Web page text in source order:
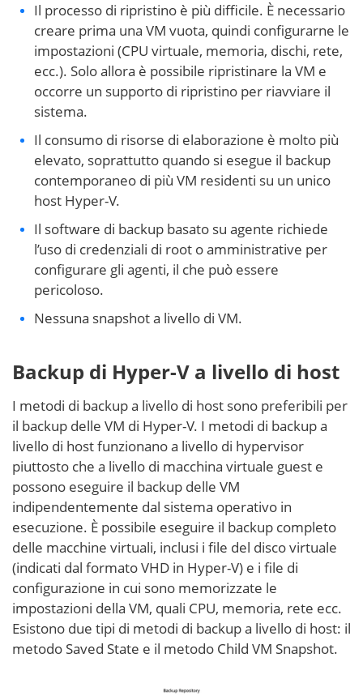
Il processo di ripristino è più difficile. È necessario
creare prima una VM vuota, quindi configurarne le
impostazioni (CPU virtuale, memoria, dischi, rete,
ecc.). Solo allora è possibile ripristinare la VM e
occorre un supporto di ripristino per riavviare il
sistema.
Il consumo di risorse di elaborazione è molto più
elevato, soprattutto quando si esegue il backup
contemporaneo di più VM residenti su un unico
host Hyper-V.
Il software di backup basato su agente richiede
l’uso di credenziali di root o amministrative per
configurare gli agenti, il che può essere
pericoloso.
Nessuna snapshot a livello di VM.
Backup di Hyper-V a livello di host
I metodi di backup a livello di host sono preferibili per
il backup delle VM di Hyper-V. I metodi di backup a
livello di host funzionano a livello di hypervisor
piuttosto che a livello di macchina virtuale guest e
possono eseguire il backup delle VM
indipendentemente dal sistema operativo in
esecuzione. È possibile eseguire il backup completo
delle macchine virtuali, inclusi i file del disco virtuale
(indicati dal formato VHD in Hyper-V) e i file di
configurazione in cui sono memorizzate le
impostazioni della VM, quali CPU, memoria, rete ecc.
Esistono due tipi di metodi di backup a livello di host: il
metodo Saved State e il metodo Child VM Snapshot.